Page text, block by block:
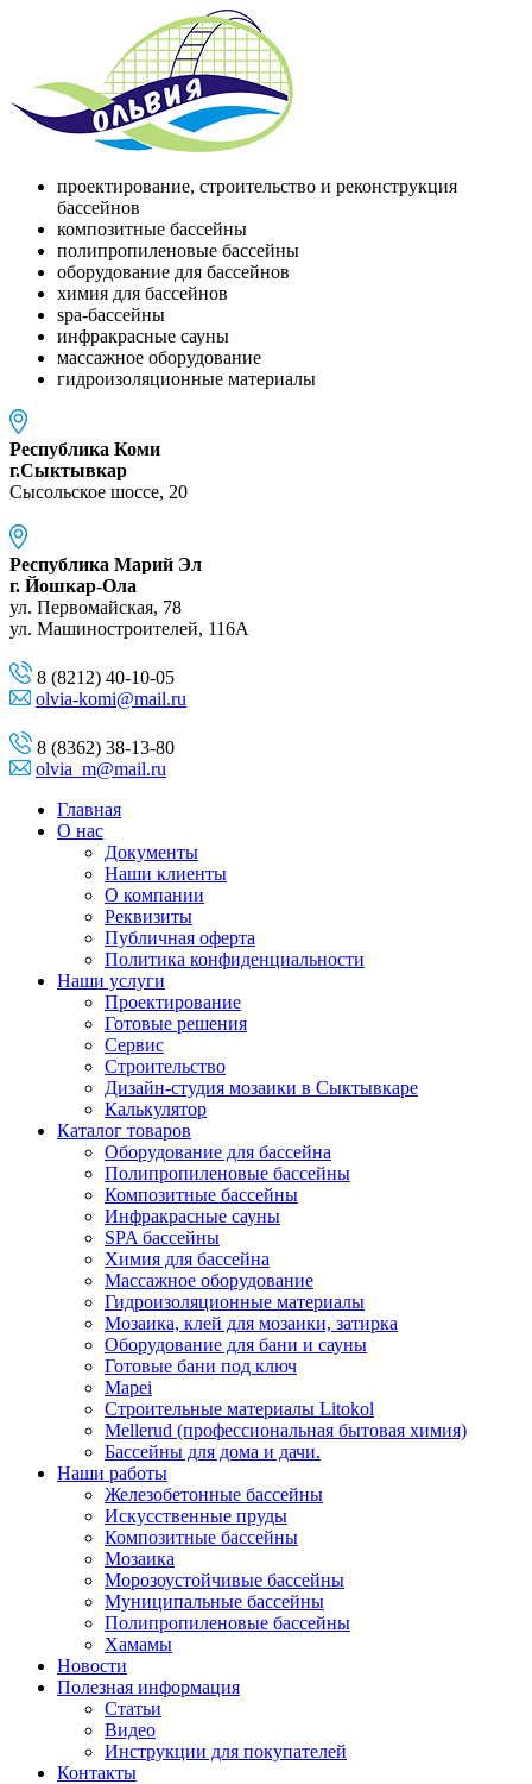
проектирование, строительство и реконструкция
бассейнов
композитные бассейны
полипропиленовые бассейны
оборудование для бассейнов
химия для бассейнов
spa-бассейны
инфракрасные сауны
массажное оборудование
гидроизоляционные материалы
Республика Коми
г.Сыктывкар
Сысольское шоссе, 20
Республика Марий Эл
г. Йошкар-Ола
ул. Первомайская, 78
ул. Машиностроителей, 116A
8 (8212) 40-10-05
olvia-komi@mail.ru
8 (8362) 38-13-80
olvia_m@mail.ru
Главная
О нас
Документы
Наши клиенты
О компании
Реквизиты
Публичная оферта
Политика конфиденциальности
Наши услуги
Проектирование
Готовые решения
Сервис
Строительство
Дизайн-студия мозаики в Сыктывкаре
Калькулятор
Каталог товаров
Оборудование для бассейна
Полипропиленовые бассейны
Композитные бассейны
Инфракрасные сауны
SPA бассейны
Химия для бассейна
Массажное оборудование
Гидроизоляционные материалы
Мозаика, клей для мозаики, затирка
Оборудование для бани и сауны
Готовые бани под ключ
Mapei
Строительные материалы Litokol
Mellerud (профессиональная бытовая химия)
Бассейны для дома и дачи.
Наши работы
Железобетонные бассейны
Искусственные пруды
Композитные бассейны
Мозаика
Морозоустойчивые бассейны
Муниципальные бассейны
Полипропиленовые бассейны
Хамамы
Новости
Полезная информация
Статьи
Видео
Инструкции для покупателей
Контакты